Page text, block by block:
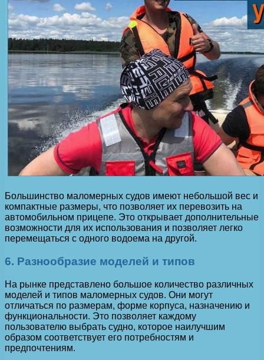
Большинство маломерных судов имеют небольшой вес и
компактные размеры, что позволяет их перевозить на
автомобильном прицепе. Это открывает дополнительные
возможности для их использования и позволяет легко
перемещаться с одного водоема на другой.
6. Разнообразие моделей и типов
На рынке представлено большое количество различных
моделей и типов маломерных судов. Они могут
отличаться по размерам, форме корпуса, назначению и
функциональности. Это позволяет каждому
пользователю выбрать судно, которое наилучшим
образом соответствует его потребностям и
предпочтениям.